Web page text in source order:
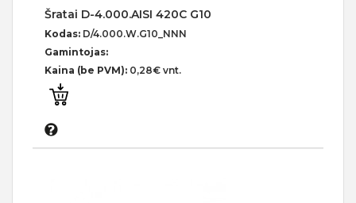
Šratai D-4.000.AISI 420C G10
Kodas: D/4.000.W.G10_NNN
Gamintojas:
Kaina (be PVM): 0,28€ vnt.